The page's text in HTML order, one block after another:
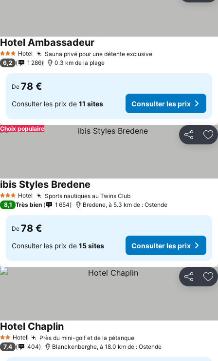
3 ÉtoilesHotel Sauna privé pour une détente exclusiveConsulter les prix
Hotel Ambassadeur
6,2 1 286 0.3 km de la plage
De 78 €
Consulter les prix de 11 sites Consulter les prix
Partager
Choix populaire
3 ÉtoilesHotel Sports nautiques au Twins ClubConsulter les prix
ibis Styles Bredene
8,1 Très bien 1 654 Bredene, à 5.3 km de : Ostende
De 78 €
Consulter les prix de 15 sites Consulter les prix
Partager
2 Étoiles
Hotel Près du mini-golf et de la pétanqueConsulter les prix
Hotel ChaplinConsulter les prix
7,4 404 Blanckenberghe, à 18.0 km de : Ostende